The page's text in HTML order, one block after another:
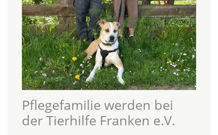
Pflegefamilie werden bei
der Tierhilfe Franken e.V.